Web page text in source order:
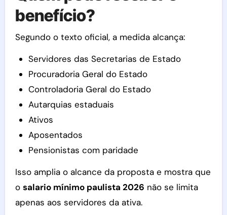
benefício?
Segundo o texto oficial, a medida alcança:
Servidores das Secretarias de Estado
Procuradoria Geral do Estado
Controladoria Geral do Estado
Autarquias estaduais
Ativos
Aposentados
Pensionistas com paridade
Isso amplia o alcance da proposta e mostra que
o salario mínimo paulista 2026 não se limita
apenas aos servidores da ativa.